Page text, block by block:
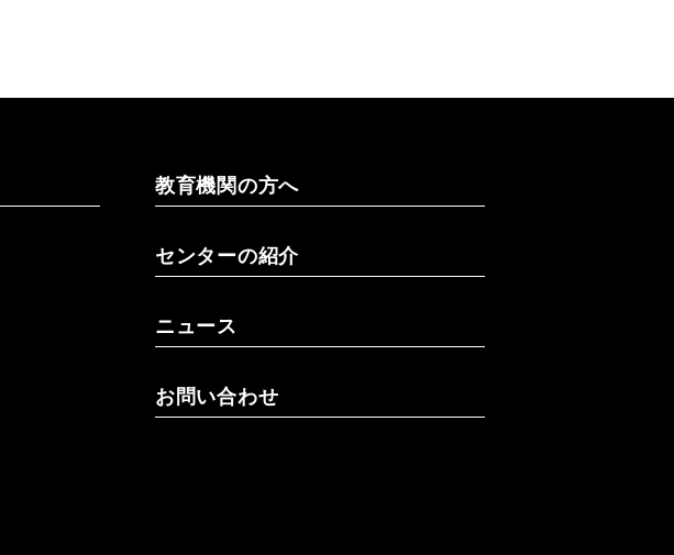
教育機関の方へ
センターの紹介
ニュース
お問い合わせ